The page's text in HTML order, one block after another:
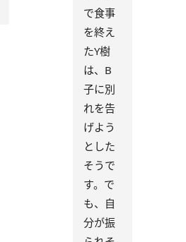
で食事
を終え
たY樹
は、B
子に別
れを告
げよう
とした
そうで
す。で
も、自
分が振